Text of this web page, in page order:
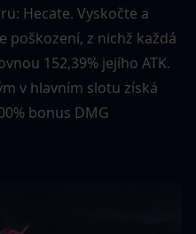
Hecate. Vyskočte a
poškození, z nichž každá
152,39% jejího ATK.
v hlavním slotu získá
bonus DMG